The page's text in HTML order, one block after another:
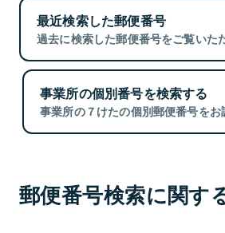
最近検索した郵便番号
過去に検索した郵便番号をご覧いた
事業所の個別番号を検索する
事業所の７けたの個別郵便番号をお
郵便番号検索に関す